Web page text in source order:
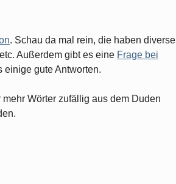
. Schau da mal rein, die haben diverse
Außerdem gibt es eine Frage bei
einige gute Antworten.
Wörter zufällig aus dem Duden